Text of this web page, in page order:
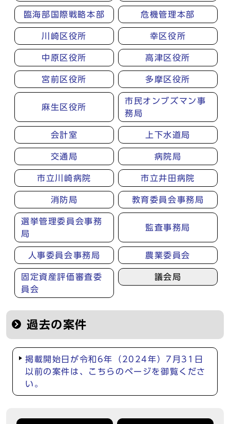
臨海部国際戦略本部 危機管理本部
川崎区役所 幸区役所
中原区役所 高津区役所
宮前区役所 多摩区役所
麻生区役所
市民オンブズマン事
務局
会計室 上下水道局
交通局 病院局
市立川崎病院 市立井田病院
消防局 教育委員会事務局
選挙管理委員会事務
局
監査事務局
人事委員会事務局 農業委員会
固定資産評価審査委
員会
議会局
過去の案件
掲載開始日が令和6年（2024年）7月31日
以前の案件は、こちらのページを御覧くださ
い。